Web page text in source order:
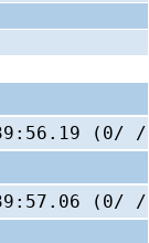
(0/
(0/